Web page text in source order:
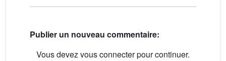
Publier un nouveau commentaire:
Vous devez vous connecter pour continuer.